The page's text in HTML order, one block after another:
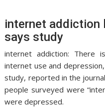
internet addiction
says study
internet addiction: There
internet use and
study, reported in the
people surveyed were
were depressed.